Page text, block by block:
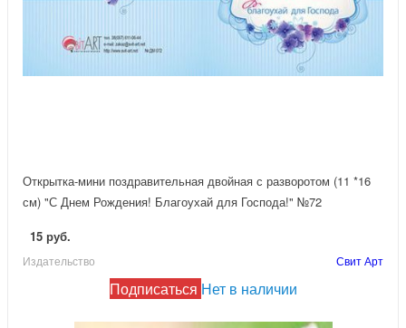
Открытка-мини поздравительная двойная с разворотом (11 *16
см) "С Днем Рождения! Благоухай для Господа!" №72
15 руб.
Издательство Свит Арт
Подписаться Нет в наличии